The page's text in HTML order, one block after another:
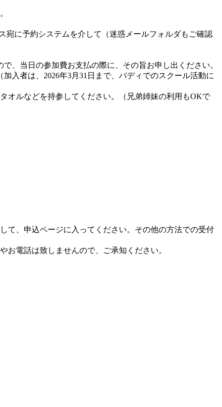
宛に予約システムを介して（迷惑メールフォルダもご確認
、当日の参加費お支払の際に、その旨お申し出ください。
入者は、2026年3月31日まで、バディでのスクール活動に
オルなどを持参してください。（兄弟姉妹の利用もOKで
て、申込ページに入ってください。その他の方法での受付
電話は致しませんので、ご承知ください。